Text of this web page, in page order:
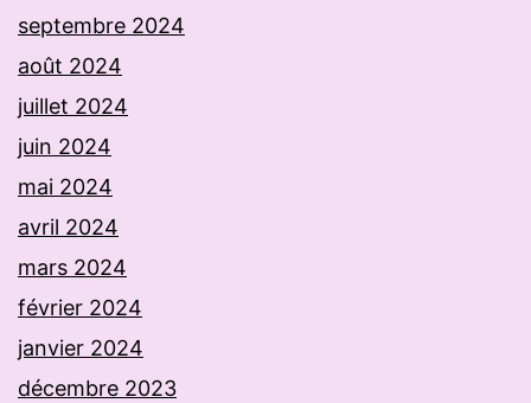
septembre 2024
août 2024
juillet 2024
juin 2024
mai 2024
avril 2024
mars 2024
février 2024
janvier 2024
décembre 2023